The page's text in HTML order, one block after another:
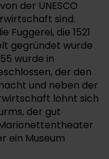
der UNESCO
sind.
Fuggerei, die 1521
gegründet wurde
wurde in
der den
und neben der
lohnt sich
der gut
ein Museum